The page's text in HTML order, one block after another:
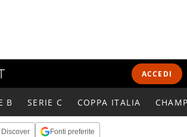
ACCEDI
B SERIE C COPPA ITALIA
Fonti preferite